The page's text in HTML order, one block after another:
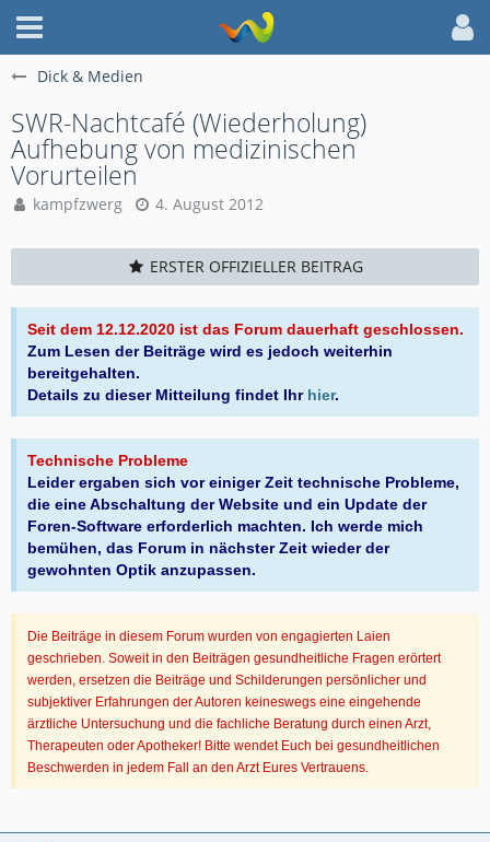
Dick & Medien
SWR-Nachtcafé (Wiederholung)
Aufhebung von medizinischen
Vorurteilen
kampfzwerg 4. August 2012
ERSTER OFFIZIELLER BEITRAG
Seit dem 12.12.2020 ist das Forum dauerhaft geschlossen.
Zum Lesen der Beiträge wird es jedoch weiterhin
bereitgehalten.
Details zu dieser Mitteilung findet Ihr hier.
Technische Probleme
Leider ergaben sich vor einiger Zeit technische Probleme,
die eine Abschaltung der Website und ein Update der
Foren-Software erforderlich machten. Ich werde mich
bemühen, das Forum in nächster Zeit wieder der
gewohnten Optik anzupassen.
Die Beiträge in diesem Forum wurden von engagierten Laien
geschrieben. Soweit in den Beiträgen gesundheitliche Fragen erörtert
werden, ersetzen die Beiträge und Schilderungen persönlicher und
subjektiver Erfahrungen der Autoren keineswegs eine eingehende
ärztliche Untersuchung und die fachliche Beratung durch einen Arzt,
Therapeuten oder Apotheker! Bitte wendet Euch bei gesundheitlichen
Beschwerden in jedem Fall an den Arzt Eures Vertrauens.